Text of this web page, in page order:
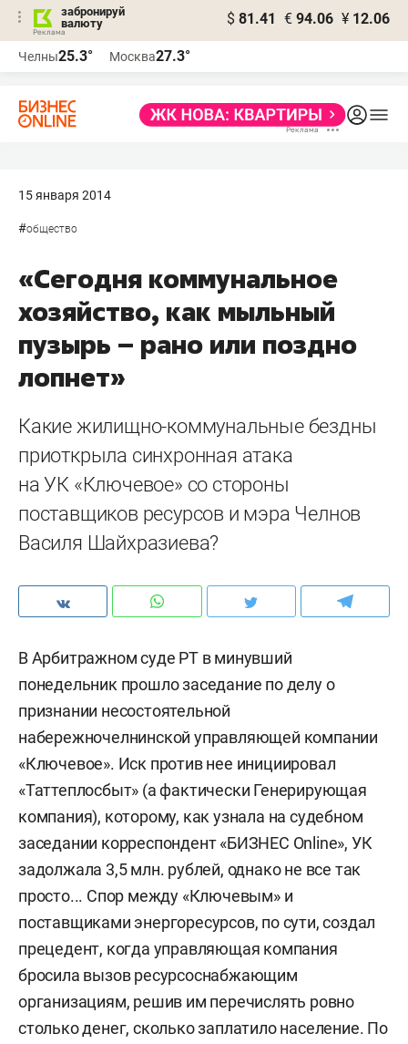
забронируй
валюту
$ 81.41 € 94.06 ¥ 12.06
Челны25.3° Москва27.3°
15 января 2014
#общество
«Сегодня коммунальное
хозяйство, как мыльный
пузырь – рано или поздно
лопнет»
Какие жилищно-коммунальные бездны
приоткрыла синхронная атака
на УК «Ключевое» со стороны
поставщиков ресурсов и мэра Челнов
Василя Шайхразиева?
В Арбитражном суде РТ в минувший
понедельник прошло заседание по делу о
признании несостоятельной
набережночелнинской управляющей компании
«Ключевое». Иск против нее инициировал
«Таттеплосбыт» (а фактически Генерирующая
компания), которому, как узнала на судебном
заседании корреспондент «БИЗНЕС Online», УК
задолжала 3,5 млн. рублей, однако не все так
просто... Спор между «Ключевым» и
поставщиками энергоресурсов, по сути, создал
прецедент, когда управляющая компания
бросила вызов ресурсоснабжающим
организациям, решив им перечислять ровно
столько денег, сколько заплатило население. По